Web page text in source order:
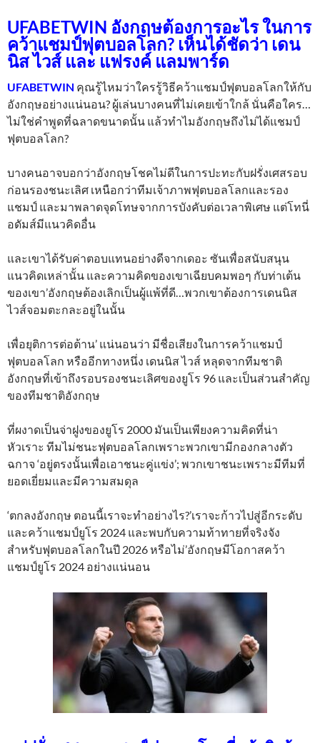
UFABETWIN อังกฤษต้องการอะไร ในการ
คว้าแชมป์ฟุตบอลโลก? เห็นได้ชัดว่า เดน
นิส ไวส์ และ แฟรงค์ แลมพาร์ด
UFABETWIN คุณรู้ไหมว่าใครรู้วิธีคว้าแชมป์ฟุตบอลโลกให้กับ
อังกฤษอย่างแน่นอน? ผู้เล่นบางคนที่ไม่เคยเข้าใกล้ นั่นคือใคร…
ไม่ใช่คำพูดที่ฉลาดขนาดนั้น แล้วทำไมอังกฤษถึงไม่ได้แชมป์
ฟุตบอลโลก?
บางคนอาจบอกว่าอังกฤษโชคไม่ดีในการปะทะกับฝรั่งเศสรอบ
ก่อนรองชนะเลิศ เหนือกว่าทีมเจ้าภาพฟุตบอลโลกและรอง
แชมป์ และมาพลาดจุดโทษจากการบังคับต่อเวลาพิเศษ แต่โทนี่
อดัมส์มีแนวคิดอื่น
และเขาได้รับค่าตอบแทนอย่างดีจากเดอะ ซันเพื่อสนับสนุน
แนวคิดเหล่านั้น และความคิดของเขาเฉียบคมพอๆ กับท่าเต้น
ของเขา’อังกฤษต้องเลิกเป็นผู้แพ้ที่ดี…พวกเขาต้องการเดนนิส
ไวส์จอมตะกละอยู่ในนั้น
เพื่อยุติการต่อต้าน’ แน่นอนว่า มีชื่อเสียงในการคว้าแชมป์
ฟุตบอลโลก หรืออีกทางหนึ่ง เดนนิส ไวส์ หลุดจากทีมชาติ
อังกฤษที่เข้าถึงรอบรองชนะเลิศของยูโร 96 และเป็นส่วนสำคัญ
ของทีมชาติอังกฤษ
ที่ผงาดเป็นจ่าฝูงของยูโร 2000 มันเป็นเพียงความคิดที่น่า
หัวเราะ ทีมไม่ชนะฟุตบอลโลกเพราะพวกเขามีกองกลางตัว
ฉกาจ ‘อยู่ตรงนั้นเพื่อเอาชนะคู่แข่ง’; พวกเขาชนะเพราะมีทีมที่
ยอดเยี่ยมและมีความสมดุล
‘ตกลงอังกฤษ ตอนนี้เราจะทำอย่างไร?’เราจะก้าวไปสู่อีกระดับ
และคว้าแชมป์ยูโร 2024 และพบกับความท้าทายที่จริงจัง
สำหรับฟุตบอลโลกในปี 2026 หรือไม่’อังกฤษมีโอกาสคว้า
แชมป์ยูโร 2024 อย่างแน่นอน